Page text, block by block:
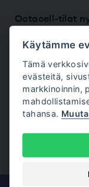
Octacell-tilat
28/02/2022
Octacell 2X1 -
äänieristyksen
Käytämme
Tämä
evästeitä,
markkinoinnin,
tahansa.